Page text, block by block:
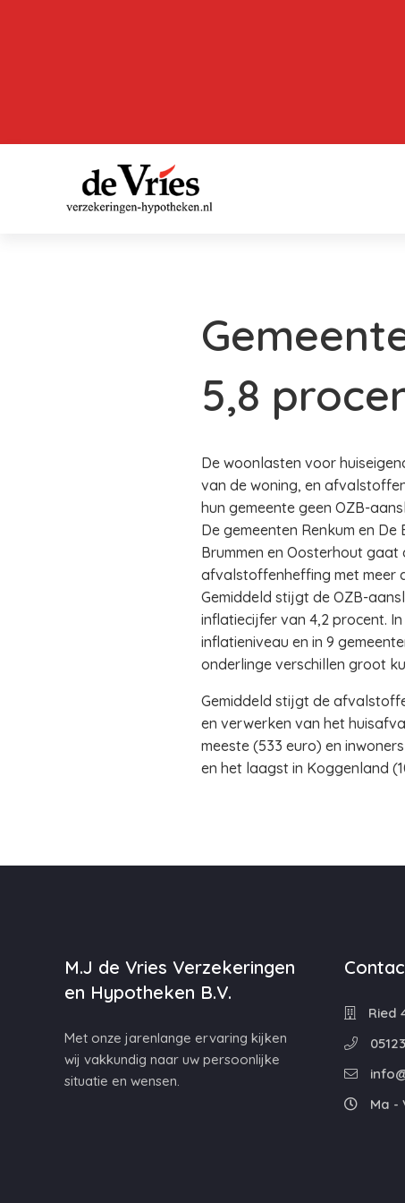
5,8
De woonlasten voor
van de woning, en
hun gemeente geen OZB-
De gemeenten Renkum en
Brummen en Oosterhout
afvalstoffenheffing met meer
Gemiddeld stijgt de OZB-
inflatiecijfer van 4,2 procent.
inflatieniveau en in 9
onderlinge verschillen groot
Gemiddeld stijgt de
en verwerken van het
meeste (533 euro) en
en het laagst in Koggenland
M.J de Vries Verzekeringen
en Hypotheken B.V.
Met onze jarenlange ervaring kijken
wij vakkundig naar uw persoonlijke
situatie en wensen.
Ried
Ma -